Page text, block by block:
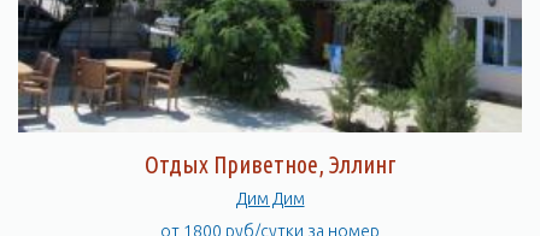
Отдых Приветное, Эллинг
Дим Дим
от 1800 руб/сутки за номер